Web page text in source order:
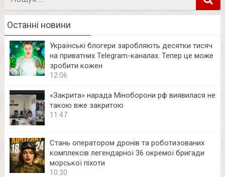
Останні новини
Українські блогери заробляють десятки тисяч
на приватних Telegram-каналах. Тепер це може
зробити кожен
12:06
«Закрита» нарада Міноборони рф виявилася не
такою вже закритою
11:47
Стань оператором дронів та роботизованих
комплексів легендарної 36 окремої бригади
морської піхоти
10:30